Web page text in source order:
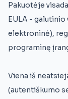
Pakuotėje
EULA -
elektroninė),
programinę
Viena iš
(autentiškumo